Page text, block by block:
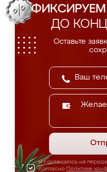
ФИКСИРУЕМ
ДО
Оставьте
Я соглашаюсь на
согласно Политике